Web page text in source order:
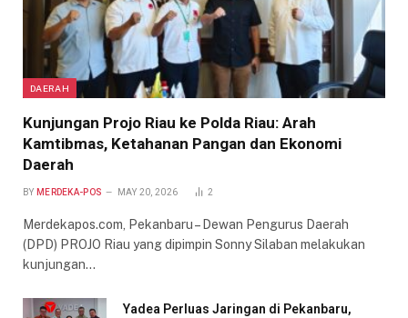
DAERAH
Kunjungan Projo Riau ke Polda Riau: Arah
Kamtibmas, Ketahanan Pangan dan Ekonomi
Daerah
BY MERDEKA-POS MAY 20, 2026 2
Merdekapos.com, Pekanbaru – Dewan Pengurus Daerah
(DPD) PROJO Riau yang dipimpin Sonny Silaban melakukan
kunjungan…
Yadea Perluas Jaringan di Pekanbaru,